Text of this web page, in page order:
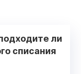
ли
списания